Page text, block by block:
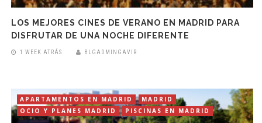
LOS MEJORES CINES DE VERANO EN MADRID PARA
DISFRUTAR DE UNA NOCHE DIFERENTE
1 WEEK ATRÁS BLGADMINGAVIR
APARTAMENTOS EN MADRID
MADRID
OCIO Y PLANES MADRID
PISCINAS EN MADRID